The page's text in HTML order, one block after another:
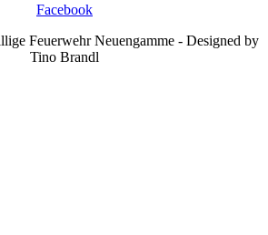
Facebook
Feuerwehr Neuengamme - Designed by
Tino Brandl